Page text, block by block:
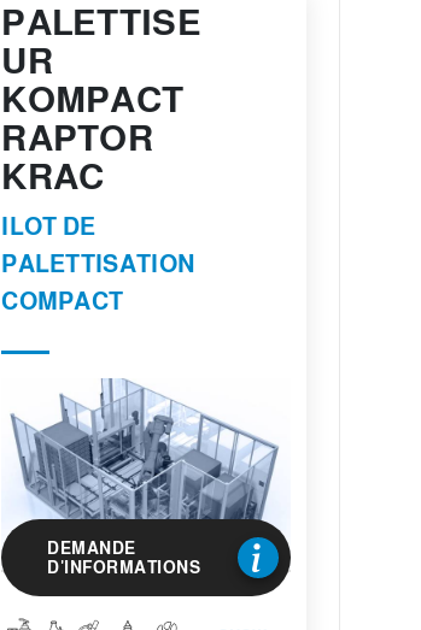
PALETTISE
UR
KOMPACT
RAPTOR
KRAC
ILOT DE
PALETTISATION
COMPACT
DEMANDE
D'INFORMATIONS